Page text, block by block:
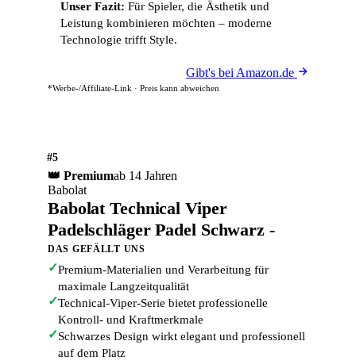
Unser Fazit: Für Spieler, die Ästhetik und
Leistung kombinieren möchten – moderne
Technologie trifft Style.
Gibt's bei Amazon.de
*Werbe-/Affiliate-Link · Preis kann abweichen
#5
👑 Premiumab 14 Jahren
Babolat
Babolat Technical Viper
Padelschläger Padel Schwarz -
DAS GEFÄLLT UNS
✓Premium-Materialien und Verarbeitung für
maximale Langzeitqualität
✓Technical-Viper-Serie bietet professionelle
Kontroll- und Kraftmerkmale
✓Schwarzes Design wirkt elegant und professionell
auf dem Platz